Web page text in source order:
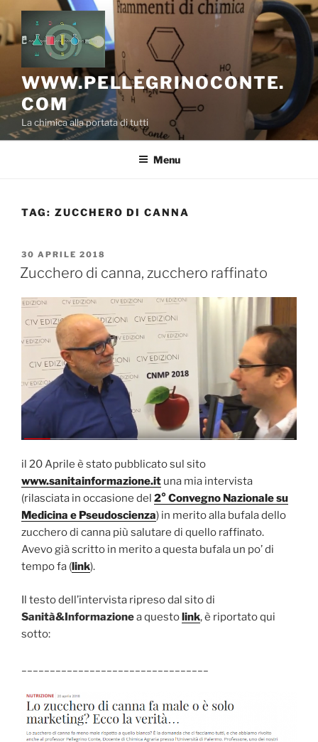
Salta
al
contenuto
WWW.PELLEGRINOCONTE.
COM
La chimica alla portata di tutti
Menu
TAG: ZUCCHERO DI CANNA
PUBBLICATO
IL
30 APRILE 2018
Zucchero di canna, zucchero raffinato
il 20 Aprile è stato pubblicato sul sito
www.sanitainformazione.it una mia intervista
(rilasciata in occasione del 2° Convegno Nazionale su
Medicina e Pseudoscienza) in merito alla bufala dello
zucchero di canna più salutare di quello raffinato.
Avevo già scritto in merito a questa bufala un po’ di
tempo fa (link).
Il testo dell’intervista ripreso dal sito di
Sanità&Informazionea questolink, è riportato qui
sotto: